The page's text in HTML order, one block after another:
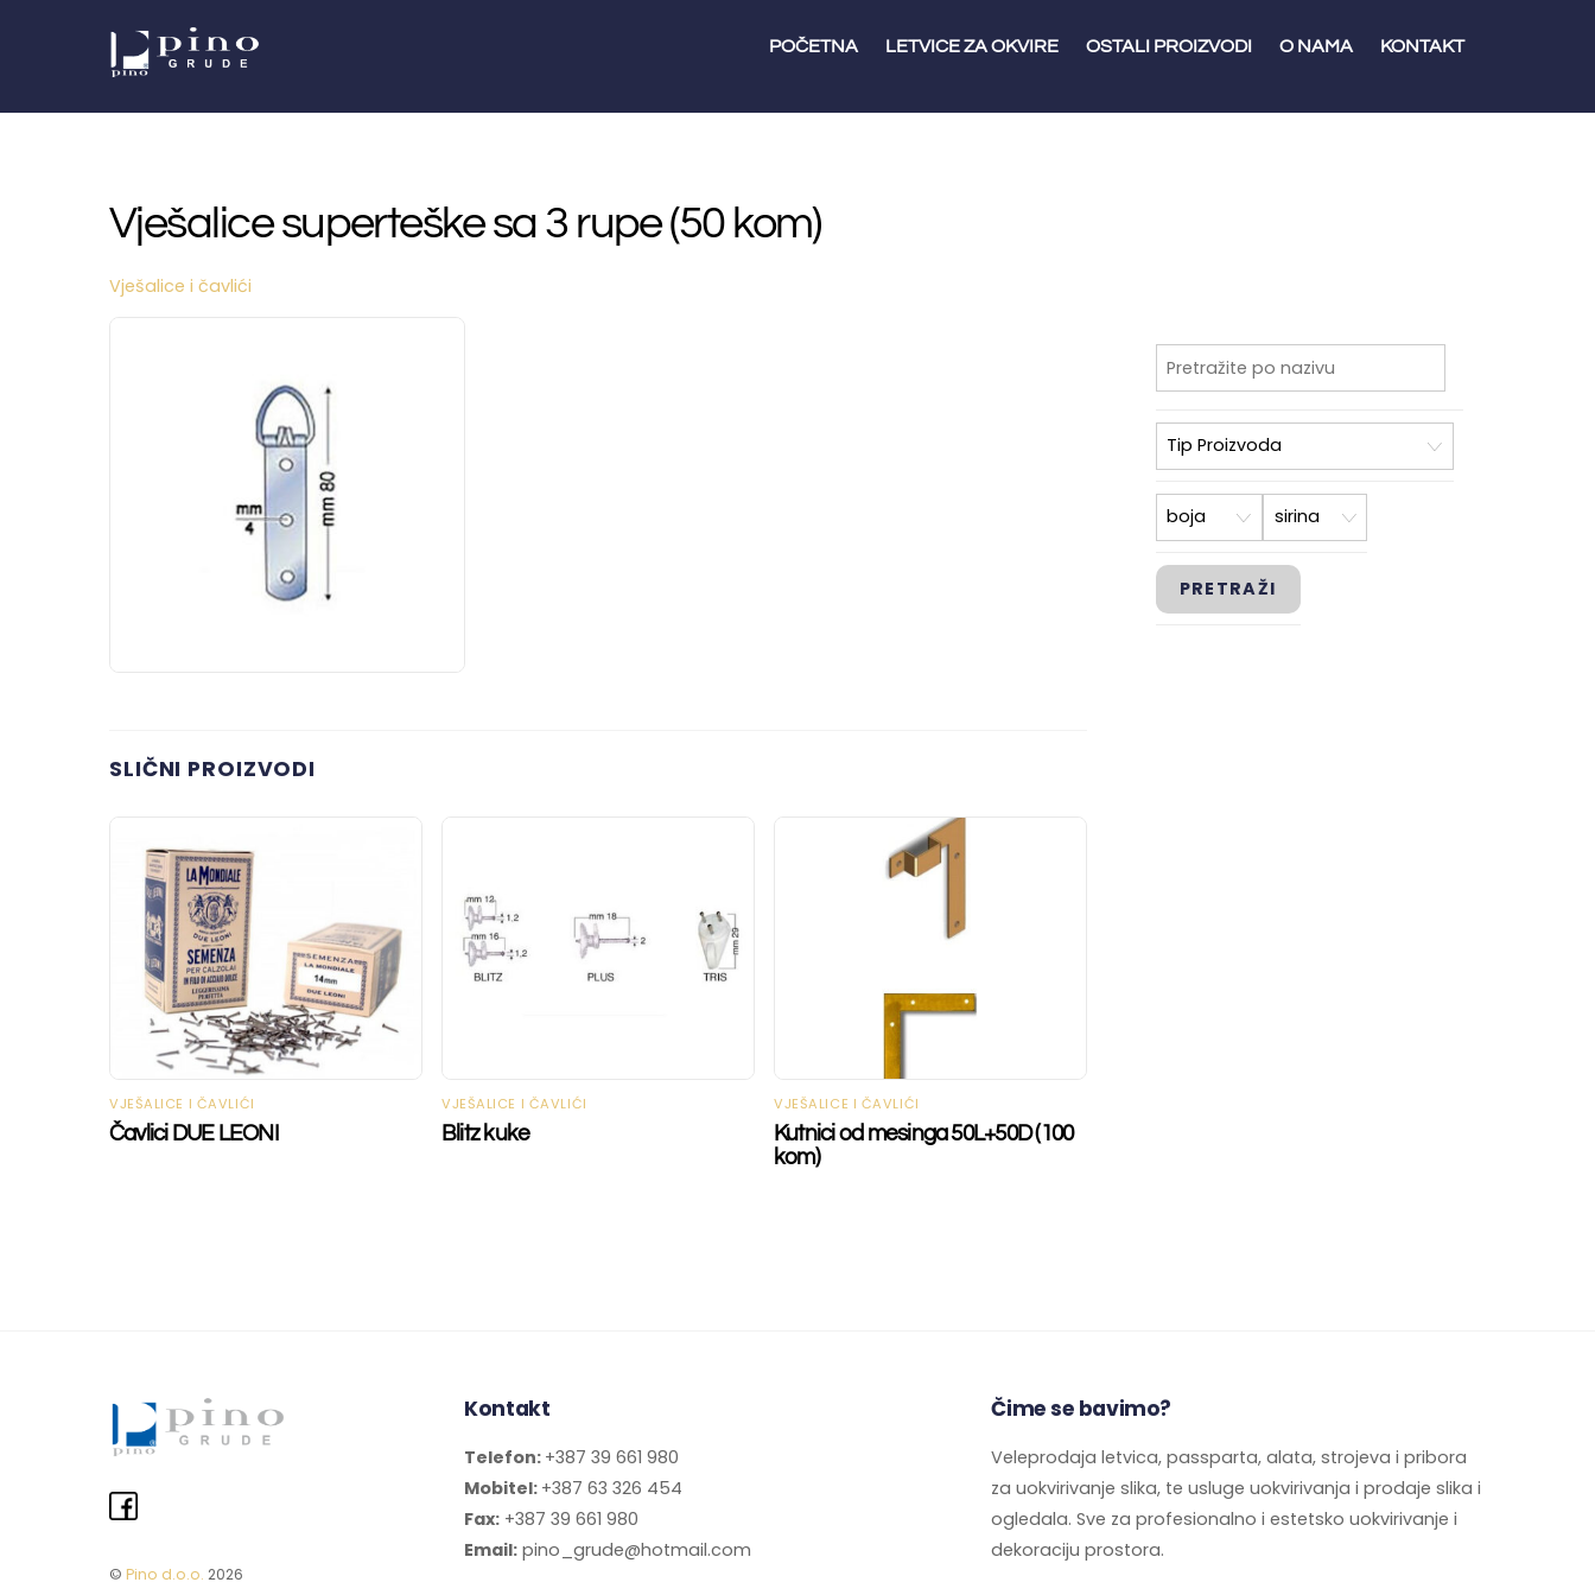
POČETNA LETVICE ZA OKVIRE OSTALI PROIZVODI O NAMA KONTAKT
Vješalice superteške sa 3 rupe (50 kom)
Vješalice i čavlići
SLIČNI PROIZVODI
VJEŠALICE I ČAVLIĆI
Čavlici DUE LEONI
VJEŠALICE I ČAVLIĆI
Blitz kuke
VJEŠALICE I ČAVLIĆI
Kutnici od mesinga 50L+50D (100
kom)
© Pino d.o.o. 2026
Kontakt
Telefon: +387 39 661 980
Mobitel: +387 63 326 454
Fax: +387 39 661 980
Email: pino_grude@hotmail.com
Čime se bavimo?
Veleprodaja letvica, passparta, alata, strojeva i pribora
za uokvirivanje slika, te usluge uokvirivanja i prodaje slika i
ogledala. Sve za profesionalno i estetsko uokvirivanje i
dekoraciju prostora.